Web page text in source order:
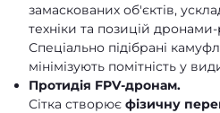
замаскованих об'єктів,
техніки та позицій
Спеціально підібрані
мінімізують помітність у
Протидія FPV-дронам.
Сітка створює фізичну